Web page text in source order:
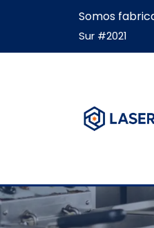
Somos
Sur #2021